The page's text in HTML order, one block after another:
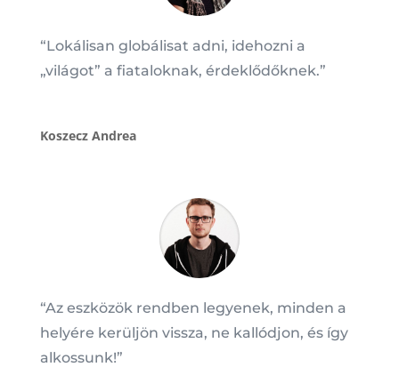
“Lokálisan globálisat adni, idehozni a
„világot” a fiataloknak, érdeklődőknek.”
Koszecz Andrea
“Az eszközök rendben legyenek, minden a
helyére kerüljön vissza, ne kallódjon, és így
alkossunk!”